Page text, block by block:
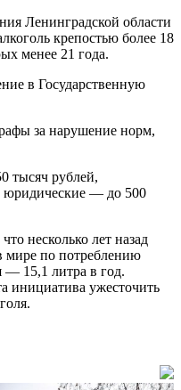
Ленинградской области
крепостью более 18
менее 21 года.
в Государственную
за нарушение норм,
тысяч рублей,
юридические — до 500
несколько лет назад
мире по потреблению
— 15,1 литра в год.
инициатива ужесточить